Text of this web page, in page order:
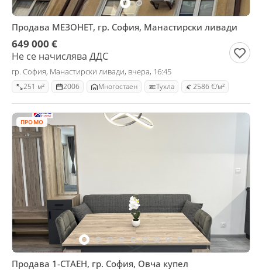
Продава МЕЗОНЕТ, гр. София, Манастирски ливади
649 000 €
Не се начислява ДДС
гр. София, Манастирски ливади, вчера, 16:45
251 м² 2006 Mногостаен Тухла 2586 €/м²
ПРОМО
Продава 1-СТАЕН, гр. София, Овча купел